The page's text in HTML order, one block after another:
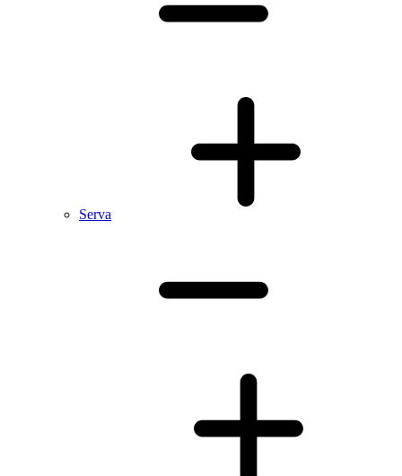
Serva